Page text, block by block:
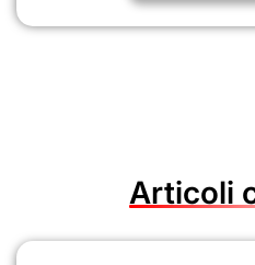
Articoli